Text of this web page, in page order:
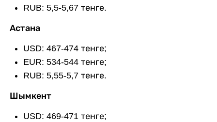
RUB: 5,5-5,67 тенге.
Астана
USD: 467-474 тенге;
EUR: 534-544 тенге;
RUB: 5,55-5,7 тенге.
Шымкент
USD: 469-471 тенге;